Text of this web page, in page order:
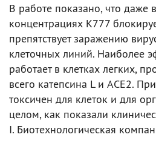
В работе показано, что даже
концентрациях K777
препятствует заражению
клеточных линий. Наиболее
работает в клетках легких,
всего катепсина L и ACE2.
токсичен для клеток и для
целом, как показали
I. Биотехнологическая